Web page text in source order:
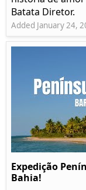
Batata Diretor.
Added January 24,
Expedição
Bahia!